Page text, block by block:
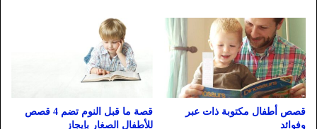
قصص أطفال مكتوبة ذات عبر
وفوائد
قصة ما قبل النوم تضم 4 قصص
للأطفال الصغار بإيجاز